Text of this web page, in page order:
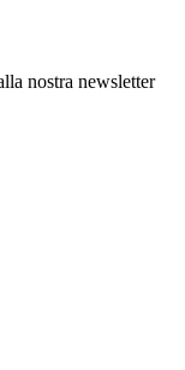
nostra newsletter